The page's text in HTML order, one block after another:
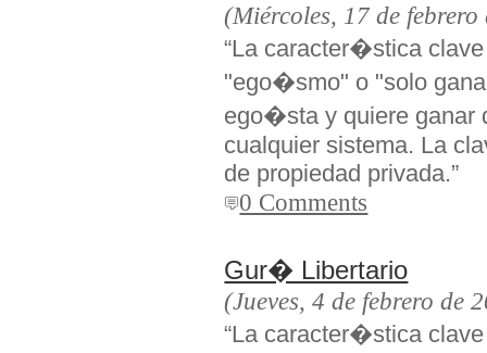
(Miércoles, 17 de febrero
“La caracter�stica
"ego�smo" o "solo
ego�sta y quiere ganar
cualquier sistema. La
de propiedad privada.”
0 Comments
Gur� Libertario
(Jueves, 4 de febrero de
“La caracter�stica